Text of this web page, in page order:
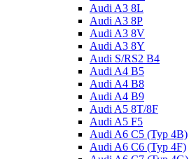
Audi A3 8L
Audi A3 8P
Audi A3 8V
Audi A3 8Y
Audi S/RS2 B4
Audi A4 B5
Audi A4 B8
Audi A4 B9
Audi A5 8T/8F
Audi A5 F5
Audi A6 C5 (Typ 4B)
Audi A6 C6 (Typ 4F)